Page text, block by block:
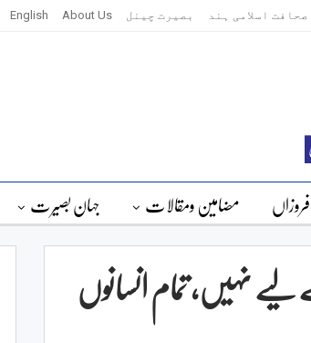
اسلامی ہند بصیرت چینل About Us
English
مضامین ومقالات جہان بصیرت
نہیں، تمام انسانوں